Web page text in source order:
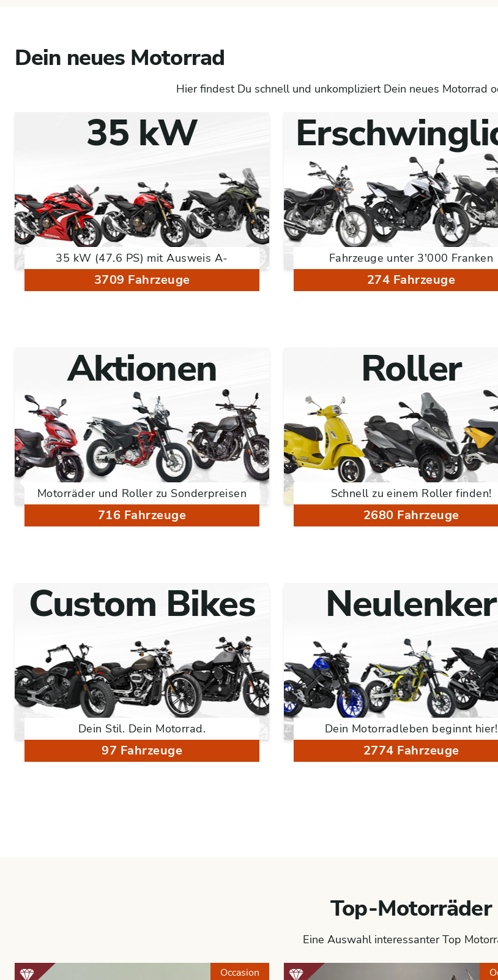
Dein neues Motorrad
Hier findest Du schnell und unkompliziert Dein neues Motorrad
35 kW
35 kW (47.6 PS) mit Ausweis A-
3709 Fahrzeuge
Fahrzeuge unter 3'000 Franken
274 Fahrzeuge
Aktionen
Motorräder und Roller zu Sonderpreisen
716 Fahrzeuge
Roller
Schnell zu einem Roller finden!
2680 Fahrzeuge
Custom Bikes
Dein Stil. Dein Motorrad.
97 Fahrzeuge
Neulenker
Dein Motorradleben beginnt hier!
2774 Fahrzeuge
Top-Motorräder
Eine Auswahl interessanter Top
Occasion